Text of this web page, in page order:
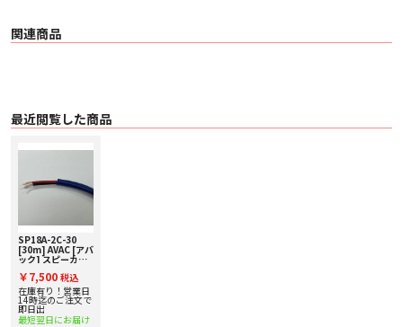
関連商品
最近閲覧した商品
SP18A-2C-30
[30m] AVAC [アバ
ック] スピーカー
￥7,500 税込
在庫有り！営業日
14時迄のご注文で
即日出
最短翌日にお届け